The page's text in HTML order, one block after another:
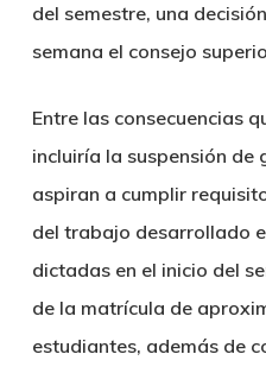
del semestre, una
semana el consejo
Entre las consecuencias
incluiría la suspensión de
aspiran a cumplir
del trabajo desarrollado
dictadas en el inicio del
de la matrícula de
estudiantes, además de